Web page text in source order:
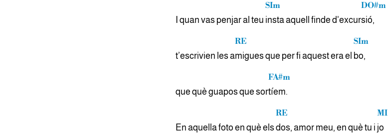
I quan vas penjar al teu
SIm
insta aquell finde d'excur
DO#m
sió,
t’escrivien les a
RE
migues que per fi aquest era el
SIm
bo,
que què guapos que sor
FA#m
tíem.
En aquella foto en què els
RE
dos, amor meu, en què tu i
MI
jo